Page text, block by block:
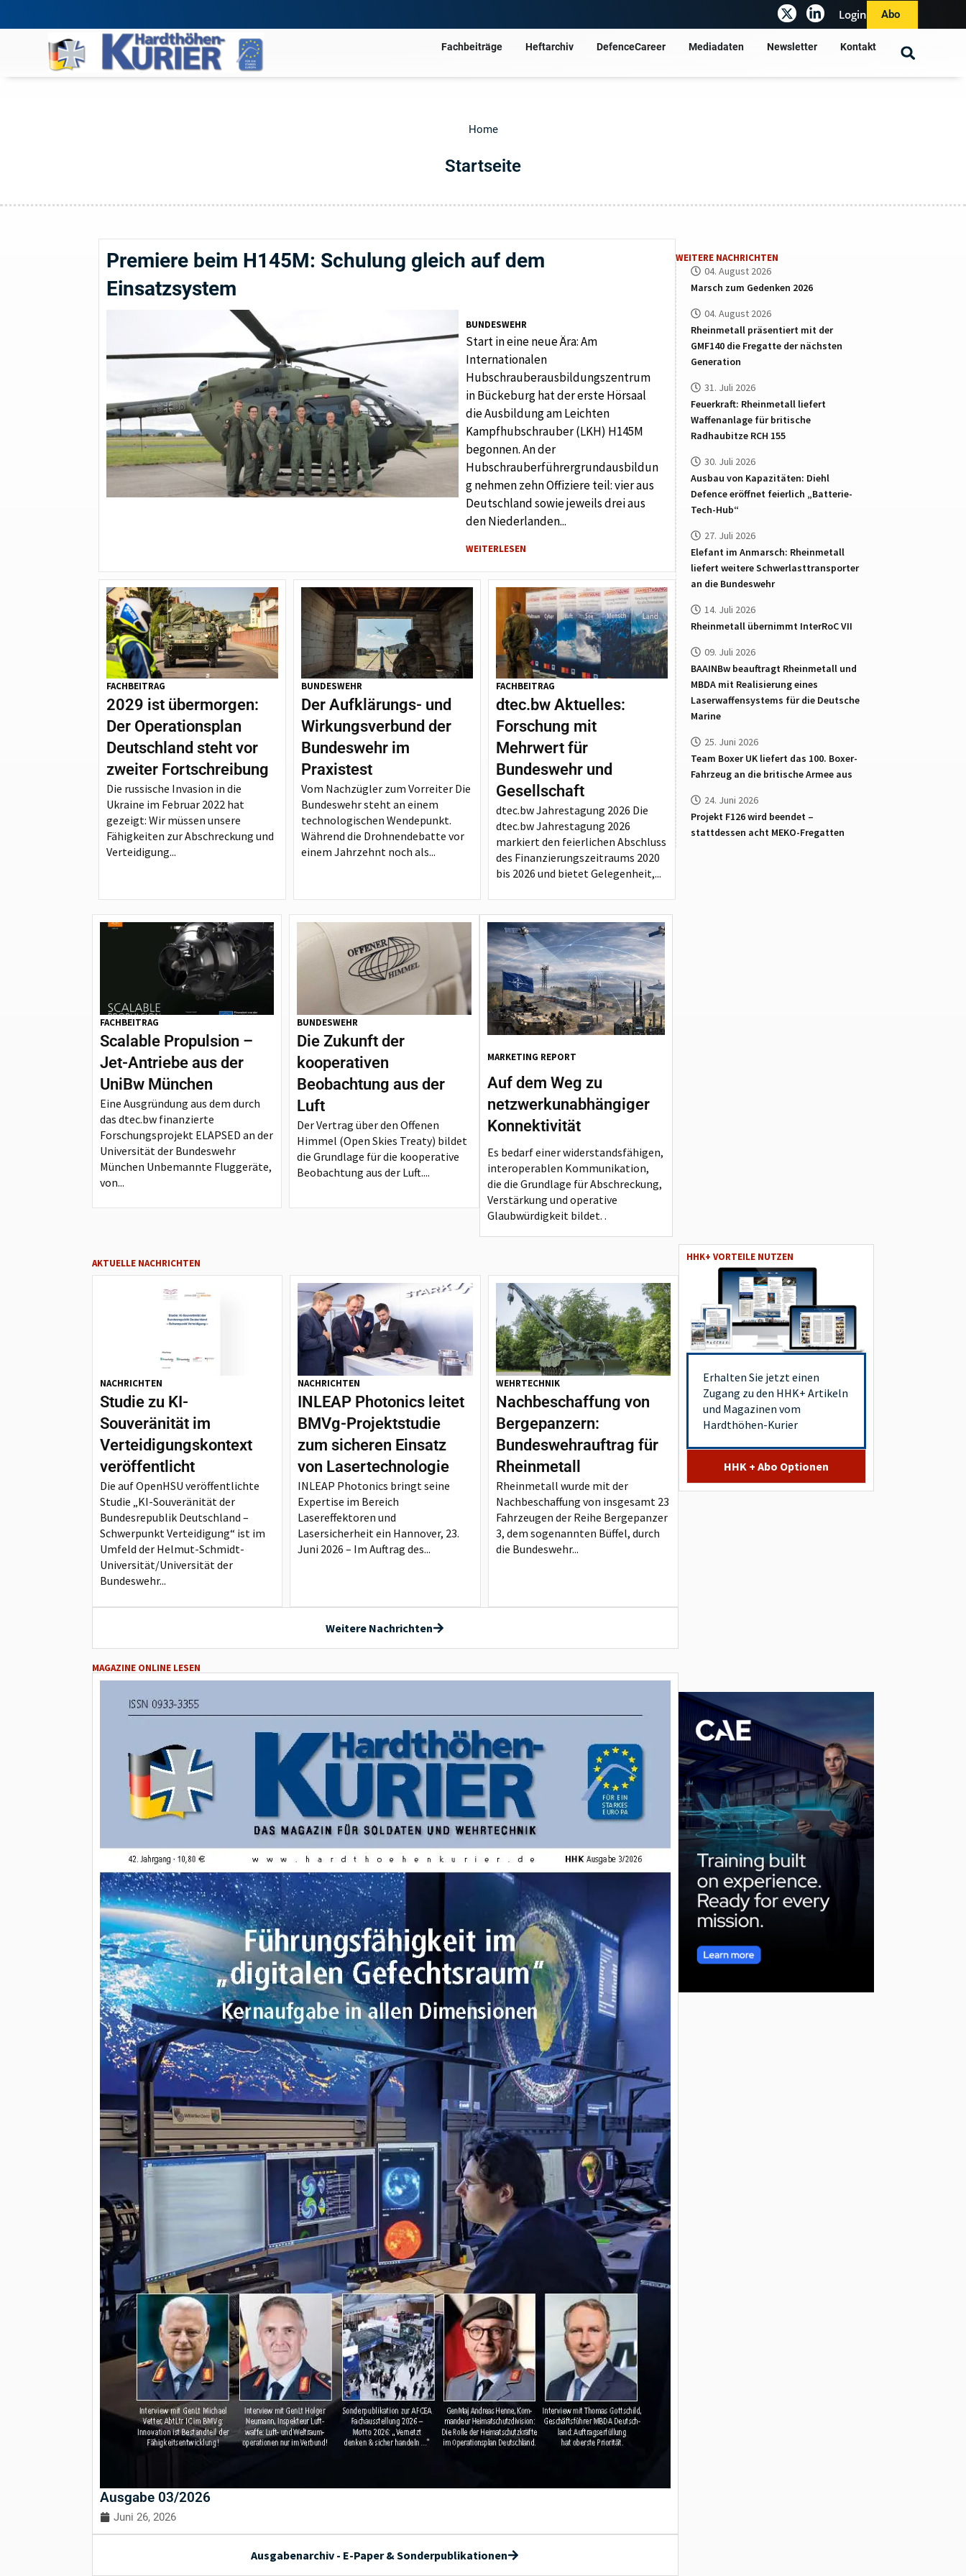
Login Abo
Fachbeiträge Heftarchiv DefenceCareer Mediadaten Newsletter Kontakt
Home
Startseite
Premiere beim H145M: Schulung gleich auf dem
Einsatzsystem
BUNDESWEHR
Start in eine neue Ära: Am
Internationalen
Hubschrauberausbildungszentrum
in Bückeburg hat der erste Hörsaal
die Ausbildung am Leichten
Kampfhubschrauber (LKH) H145M
begonnen. An der
Hubschrauberführergrundausbildun
g nehmen zehn Offiziere teil: vier aus
Deutschland sowie jeweils drei aus
den Niederlanden...
WEITERLESEN
FACHBEITRAG
2029 ist übermorgen:
Der Operationsplan
Deutschland steht vor
zweiter Fortschreibung
Die russische Invasion in die
Ukraine im Februar 2022 hat
gezeigt: Wir müssen unsere
Fähigkeiten zur Abschreckung und
Verteidigung...
BUNDESWEHR
Der Aufklärungs- und
Wirkungsverbund der
Bundeswehr im
Praxistest
Vom Nachzügler zum Vorreiter Die
Bundeswehr steht an einem
technologischen Wendepunkt.
Während die Drohnendebatte vor
einem Jahrzehnt noch als...
FACHBEITRAG
dtec.bw Aktuelles:
Forschung mit
Mehrwert für
Bundeswehr und
Gesellschaft
dtec.bw Jahrestagung 2026 Die
dtec.bw Jahrestagung 2026
markiert den feierlichen Abschluss
des Finanzierungszeitraums 2020
bis 2026 und bietet Gelegenheit,...
WEITERE NACHRICHTEN
04. August 2026
Marsch zum Gedenken 2026
04. August 2026
Rheinmetall präsentiert mit der
GMF140 die Fregatte der nächsten
Generation
31. Juli 2026
Feuerkraft: Rheinmetall liefert
Waffenanlage für britische
Radhaubitze RCH 155
30. Juli 2026
Ausbau von Kapazitäten: Diehl
Defence eröffnet feierlich „Batterie-
Tech-Hub“
27. Juli 2026
Elefant im Anmarsch: Rheinmetall
liefert weitere Schwerlasttransporter
an die Bundeswehr
14. Juli 2026
Rheinmetall übernimmt InterRoC VII
09. Juli 2026
BAAINBw beauftragt Rheinmetall und
MBDA mit Realisierung eines
Laserwaffensystems für die Deutsche
Marine
25. Juni 2026
Team Boxer UK liefert das 100. Boxer-
Fahrzeug an die britische Armee aus
24. Juni 2026
Projekt F126 wird beendet –
stattdessen acht MEKO-Fregatten
FACHBEITRAG
Scalable Propulsion –
Jet-Antriebe aus der
UniBw München
Eine Ausgründung aus dem durch
das dtec.bw finanzierte
Forschungsprojekt ELAPSED an der
Universität der Bundeswehr
München Unbemannte Fluggeräte,
von...
BUNDESWEHR
Die Zukunft der
kooperativen
Beobachtung aus der
Luft
Der Vertrag über den Offenen
Himmel (Open Skies Treaty) bildet
die Grundlage für die kooperative
Beobachtung aus der Luft....
MARKETING REPORT
Auf dem Weg zu
netzwerkunabhängiger
Konnektivität
Es bedarf einer widerstandsfähigen,
interoperablen Kommunikation,
die die Grundlage für Abschreckung,
Verstärkung und operative
Glaubwürdigkeit bildet. .
AKTUELLE NACHRICHTEN
NACHRICHTEN
Studie zu KI-
Souveränität im
Verteidigungskontext
veröffentlicht
Die auf OpenHSU veröffentlichte
Studie „KI-Souveränität der
Bundesrepublik Deutschland –
Schwerpunkt Verteidigung“ ist im
Umfeld der Helmut-Schmidt-
Universität/Universität der
Bundeswehr...
NACHRICHTEN
INLEAP Photonics leitet
BMVg-Projektstudie
zum sicheren Einsatz
von Lasertechnologie
INLEAP Photonics bringt seine
Expertise im Bereich
Lasereffektoren und
Lasersicherheit ein Hannover, 23.
Juni 2026 – Im Auftrag des...
WEHRTECHNIK
Nachbeschaffung von
Bergepanzern:
Bundeswehrauftrag für
Rheinmetall
Rheinmetall wurde mit der
Nachbeschaffung von insgesamt 23
Fahrzeugen der Reihe Bergepanzer
3, dem sogenannten Büffel, durch
die Bundeswehr...
Weitere Nachrichten
HHK+ VORTEILE NUTZEN
Erhalten Sie jetzt einen
Zugang zu den HHK+ Artikeln
und Magazinen vom
Hardthöhen-Kurier
HHK + Abo Optionen
MAGAZINE ONLINE LESEN
Ausgabe 03/2026
Juni 26, 2026
Ausgabenarchiv - E-Paper & Sonderpublikationen